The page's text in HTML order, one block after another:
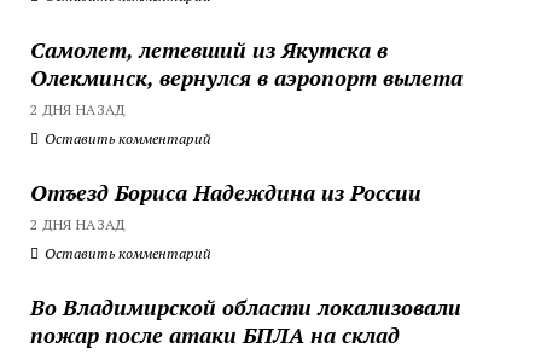
Самолет, летевший из Якутска в
Олекминск, вернулся в аэропорт вылета
2 ДНЯ НАЗАД
Оставить комментарий
Отъезд Бориса Надеждина из России
2 ДНЯ НАЗАД
Оставить комментарий
Во Владимирской области локализовали
пожар после атаки БПЛА на склад